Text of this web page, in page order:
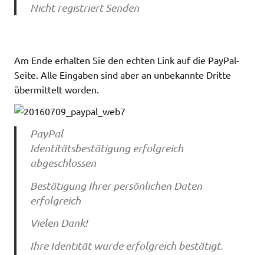
Nicht registriert Senden
Am Ende erhalten Sie den echten Link auf die PayPal-
Seite. Alle Eingaben sind aber an unbekannte Dritte
übermittelt worden.
PayPal
Identitätsbestätigung erfolgreich
abgeschlossen
Bestätigung Ihrer persönlichen Daten
erfolgreich
Vielen Dank!
Ihre Identität wurde erfolgreich bestätigt.